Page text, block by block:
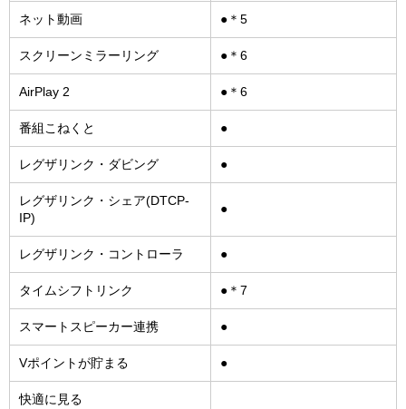
ネット動画 ●＊5
スクリーンミラーリング ●＊6
AirPlay 2 ●＊6
番組こねくと ●
レグザリンク・ダビング ●
レグザリンク・シェア(DTCP-
IP)
●
レグザリンク・コントローラ ●
タイムシフトリンク ●＊7
スマートスピーカー連携 ●
Vポイントが貯まる ●
快適に見る